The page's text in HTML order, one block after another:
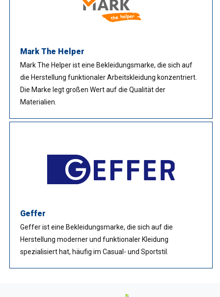
Mark The Helper
Mark The Helper ist eine Bekleidungsmarke, die sich auf
die Herstellung funktionaler Arbeitskleidung konzentriert.
Die Marke legt großen Wert auf die Qualität der
Materialien.
Geffer
Geffer ist eine Bekleidungsmarke, die sich auf die
Herstellung moderner und funktionaler Kleidung
spezialisiert hat, häufig im Casual- und Sportstil.